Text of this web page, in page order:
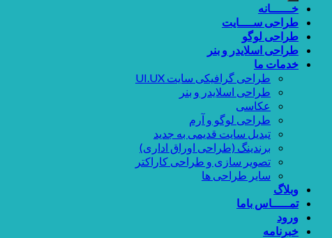
خــــــانه
طراحی ســــایت
طراحی لوگو
طراحی اسلایدر و بنر
خدمات ما
طراحی گرافیکی سایت UI.UX
طراحی اسلایدر و بنر
عکاسی
طراحی لوگو و آرم
تبدیل سایت قدیمی به جدید
برندینگ (طراحی اوراق اداری)
تصویر سازی و طراحی کاراکتر
سایر طراحی ها
وبلاگ
تمـــــاس باما
ورود
خبرنامه